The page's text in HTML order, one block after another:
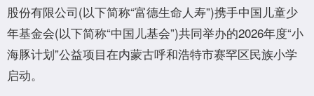
股份有限公司(以下简称“富德生命人寿”)携手中国儿童少
年基金会(以下简称“中国儿基会”)共同举办的2026年度“小
海豚计划”公益项目在内蒙古呼和浩特市赛罕区民族小学
启动。